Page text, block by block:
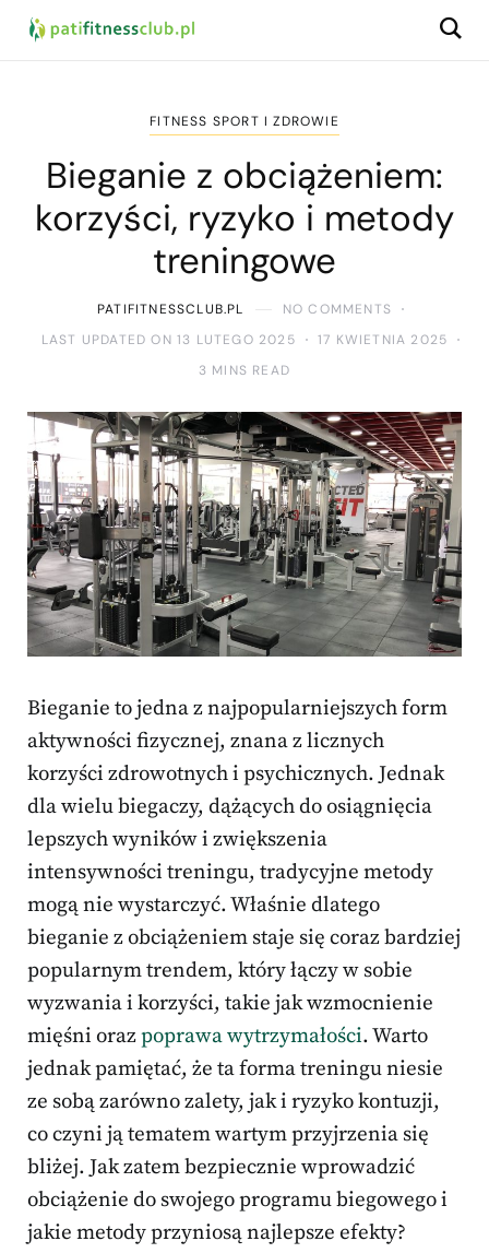
FITNESS SPORT I ZDROWIE
Bieganie z obciążeniem:
korzyści, ryzyko i metody
treningowe
PATIFITNESSCLUB.PL
NO COMMENTS
LAST UPDATED ON 13 LUTEGO 2025
17 KWIETNIA 2025
3 MINS READ
Bieganie to jedna z najpopularniejszych form
aktywności fizycznej, znana z licznych
korzyści zdrowotnych i psychicznych. Jednak
dla wielu biegaczy, dążących do osiągnięcia
lepszych wyników i zwiększenia
intensywności treningu, tradycyjne metody
mogą nie wystarczyć. Właśnie dlatego
bieganie z obciążeniem staje się coraz bardziej
popularnym trendem, który łączy w sobie
wyzwania i korzyści, takie jak wzmocnienie
mięśni orazpoprawa wytrzymałości. Warto
jednak pamiętać, że ta forma treningu niesie
ze sobą zarówno zalety, jak i ryzyko kontuzji,
co czyni ją tematem wartym przyjrzenia się
bliżej. Jak zatem bezpiecznie wprowadzić
obciążenie do swojego programu biegowego i
jakie metody przyniosą najlepsze efekty?